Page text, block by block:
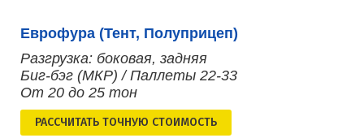
Еврофура (Тент, Полуприцеп)
Разгрузка: боковая, задняя
Биг-бэг (МКР) / Паллеты 22-33
От 20 до 25 тон
РАСCЧИТАТЬ ТОЧНУЮ СТОИМОСТЬ